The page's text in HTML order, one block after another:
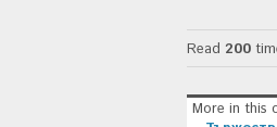
Read 200
More in this